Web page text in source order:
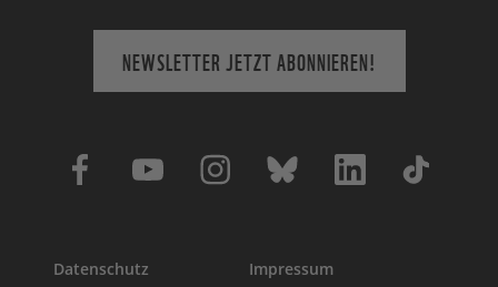
NEWSLETTER JETZT ABONNIEREN!
Datenschutz Impressum